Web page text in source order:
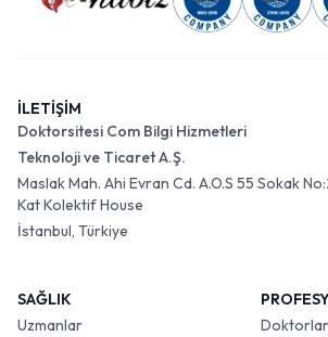
İLETİŞİM
Doktorsitesi Com Bilgi Hizmetleri
Teknoloji ve Ticaret A.Ş.
Maslak Mah. Ahi Evran Cd. A.O.S 55 Sokak
Kat Kolektif House
İstanbul, Türkiye
SAĞLIK
Uzmanlar